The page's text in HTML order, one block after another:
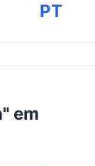
PT
em